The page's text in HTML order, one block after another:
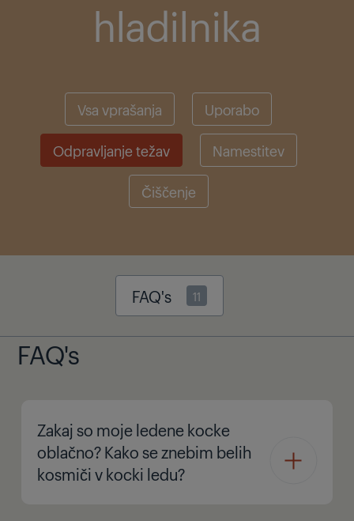
hladilnika
Vsa vprašanja Uporabo
Odpravljanje težav Namestitev
Čiščenje
FAQ's 11
FAQ's
Zakaj so moje ledene kocke
oblačno? Kako se znebim belih
kosmiči v kocki ledu?